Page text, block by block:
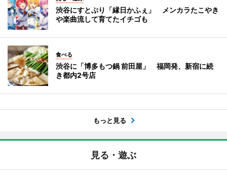
渋谷にすとぷり「縁日かふぇ」 メンカラたこやき
や楽曲流して育てたイチゴも
食べる
渋谷に「博多もつ鍋 前田屋」 福岡発、新宿に続
き都内2号店
もっと見る
見る・遊ぶ